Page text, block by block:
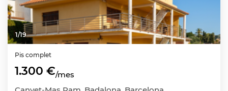
1/19
Pis complet
1.300 €/mes